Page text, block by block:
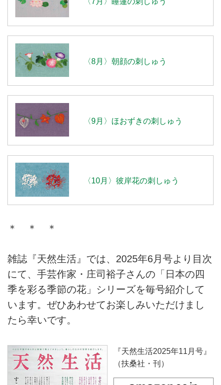
〈8月〉朝顔の刺しゅう
〈9月〉ほおずきの刺しゅう
〈10月〉彼岸花の刺しゅう
＊ ＊ ＊
雑誌『天然生活』では、2025年6月号より目次
にて、手芸作家・庄司裕子さんの「日本の四
季を彩る季節の花」シリーズを毎号紹介して
います。ぜひあわせてお楽しみいただけまし
たら幸いです。
『天然生活2025年11月号』
（扶桑社・刊）